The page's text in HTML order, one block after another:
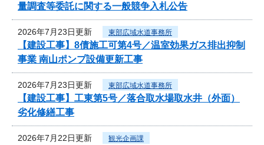
量調査等委託に関する一般競争入札公告
2026年7月23日更新 東部広域水道事務所
【建設工事】8債施工可第4号／温室効果ガス排出抑制
事業 南山ポンプ設備更新工事
2026年7月23日更新 東部広域水道事務所
【建設工事】工東第5号／落合取水場取水井（外面）
劣化修繕工事
2026年7月22日更新 観光企画課